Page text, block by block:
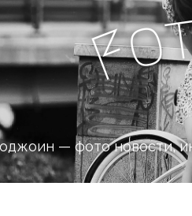
Fo
— фото новости,